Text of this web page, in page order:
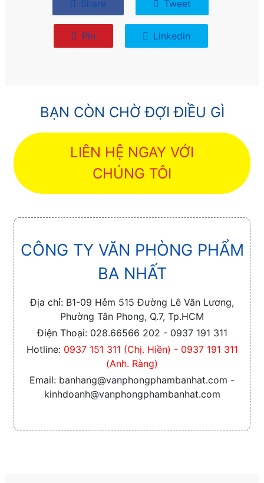
Share Tweet
Pin Linkedin
BẠN CÒN CHỜ ĐỢI ĐIỀU GÌ
LIÊN HỆ NGAY VỚI
CHÚNG TÔI
CÔNG TY VĂN PHÒNG PHẨM
BA NHẤT
Địa chỉ: B1-09 Hẻm 515 Đường Lê Văn Lương,
Phường Tân Phong, Q.7, Tp.HCM
Điện Thoại: 028.66566 202 - 0937 191 311
Hotline: 0937 151 311 (Chị. Hiền) - 0937 191 311
(Anh. Ràng)
Email: banhang@vanphongphambanhat.com -
kinhdoanh@vanphongphambanhat.com